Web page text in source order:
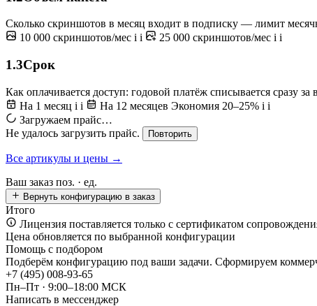
Сколько скриншотов в месяц входит в подписку — лимит
10 000 скриншотов/мес i i 25 000 скриншотов/мес i i
1.3Срок
Как оплачивается доступ: годовой платёж списывается сразу
На 1 месяц i i На 12 месяцев Экономия 20–25% i i
Загружаем прайс…
Не удалось загрузить прайс.
Повторить
Все артикулы и цены →
Ваш заказ поз. · ед.
Вернуть конфигурацию в заказ
Итого
Лицензия поставляется только с сертификатом
Цена обновляется по выбранной конфигурации
Помощь с подбором
Подберём конфигурацию под ваши задачи. Сформируем
+7 (495) 008-93-65
Пн–Пт · 9:00–18:00 МСК
Написать в мессенджер